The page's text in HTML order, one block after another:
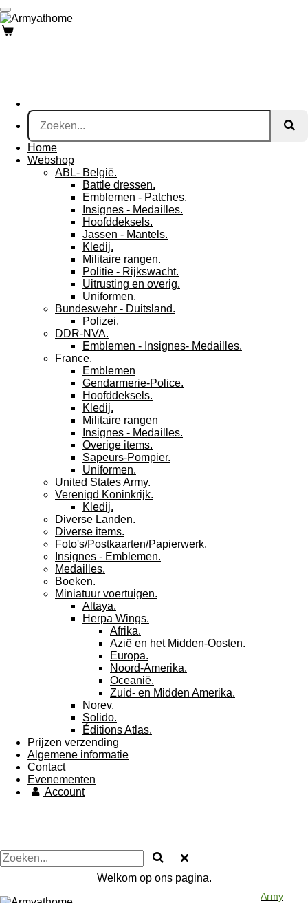
Ga
direct
naar
Home
Webshop
ABL- België.
Battle dressen.
Emblemen - Patches.
Insignes - Medailles.
Hoofddeksels.
Jassen - Mantels.
Kledij.
Militaire rangen.
Politie - Rijkswacht.
Uitrusting en overig.
Uniformen.
Bundeswehr - Duitsland.
Polizei.
DDR-NVA.
Emblemen - Insignes- Medailles.
France.
Emblemen
Gendarmerie-Police.
Hoofddeksels.
Kledij.
Militaire rangen
Insignes - Medailles.
Overige items.
Sapeurs-Pompier.
Uniformen.
United States Army.
Verenigd Koninkrijk.
Kledij.
Diverse Landen.
Diverse items.
Foto's/Postkaarten/Papierwerk.
Insignes - Emblemen.
Medailles.
Boeken.
Miniatuur voertuigen.
Altaya.
Herpa Wings.
Afrika.
Azië en het Midden-Oosten.
Europa.
Noord-Amerika.
Oceanië.
Zuid- en Midden Amerika.
Norev.
Solido.
Éditions Atlas.
Prijzen verzending
Algemene informatie
Contact
Evenementen
Account
Welkom op ons pagina.
Army